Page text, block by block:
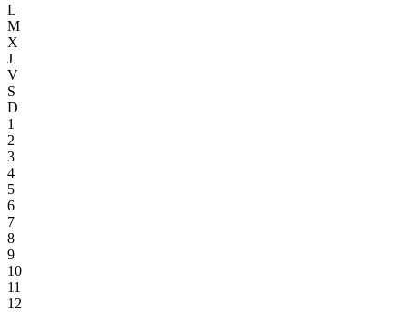
L
M
X
J
V
S
D
1
2
3
4
5
6
7
8
9
10
11
12